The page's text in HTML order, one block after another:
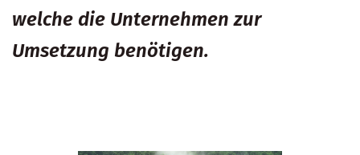
welche die Unternehmen zur
Umsetzung benötigen.